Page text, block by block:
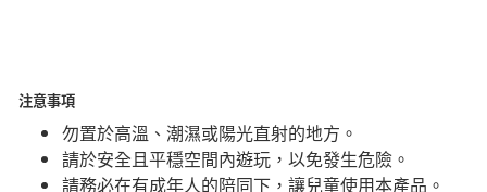
注意事項
勿置於高溫、潮濕或陽光直射的地方。
請於安全且平穩空間內遊玩，以免發生危險。​
請務必在有成年人的陪同下，讓兒童使用本產品。